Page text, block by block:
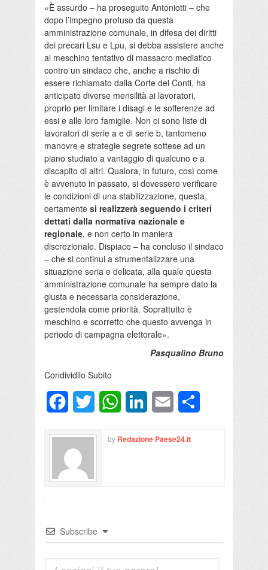
«È assurdo – ha proseguito Antoniotti – che
dopo l’impegno profuso da questa
amministrazione comunale, in difesa dei diritti
dei precari Lsu e Lpu, si debba assistere anche
al meschino tentativo di massacro mediatico
contro un sindaco che, anche a rischio di
essere richiamato dalla Corte dei Conti, ha
anticipato diverse mensilità ai lavoratori,
proprio per limitare i disagi e le sofferenze ad
essi e alle loro famiglie. Non ci sono liste di
lavoratori di serie a e di serie b, tantomeno
manovre e strategie segrete sottese ad un
piano studiato a vantaggio di qualcuno e a
discapito di altri. Qualora, in futuro, così come
è avvenuto in passato, si dovessero verificare
le condizioni di una stabilizzazione, questa,
certamente si realizzerà seguendo i criteri
dettati dalla normativa nazionale e
regionale, e non certo in maniera
discrezionale. Dispiace – ha concluso il sindaco
– che si continui a strumentalizzare una
situazione seria e delicata, alla quale questa
amministrazione comunale ha sempre dato la
giusta e necessaria considerazione,
gestendola come priorità. Soprattutto è
meschino e scorretto che questo avvenga in
periodo di campagna elettorale».
Pasqualino Bruno
Condividilo Subito
FacebookTwitter WhatsAppLinkedInEmail
by Redazione Paese24.it
Subscribe